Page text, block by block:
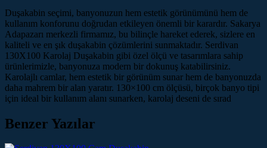
Duşakabin seçimi, banyonuzun hem estetik görünümünü hem de
kullanım konforunu doğrudan etkileyen önemli bir karardır. Sakarya
Adapazarı merkezli firmamız, bu bilinçle hareket ederek, sizlere en
kaliteli ve en şık duşakabin çözümlerini sunmaktadır. Serdivan
130X100 Karolaj Duşakabin gibi özel ölçü ve tasarımlara sahip
ürünlerimizle, banyonuza modern bir dokunuş katabilirsiniz.
Karolajlı camlar, hem estetik bir görünüm sunar hem de banyonuzda
daha mahrem bir alan yaratır. 130×100 cm ölçüsü, birçok banyo tipi
için ideal bir kullanım alanı sunarken, karolaj deseni de sırad
Benzer Yazılar